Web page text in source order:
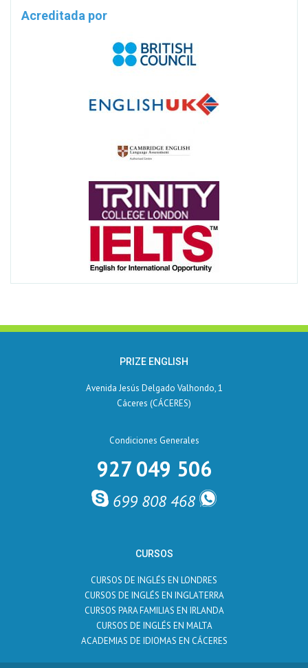
Acreditada por
PRIZE ENGLISH
Avenida Jesús Delgado Valhondo, 1
Cáceres (CÁCERES)
Condiciones Generales
927 049 506
699 808 468
CURSOS
CURSOS DE INGLÉS EN LONDRES
CURSOS DE INGLÉS EN INGLATERRA
CURSOS PARA FAMILIAS EN IRLANDA
CURSOS DE INGLÉS EN MALTA
ACADEMIAS DE IDIOMAS EN CÁCERES